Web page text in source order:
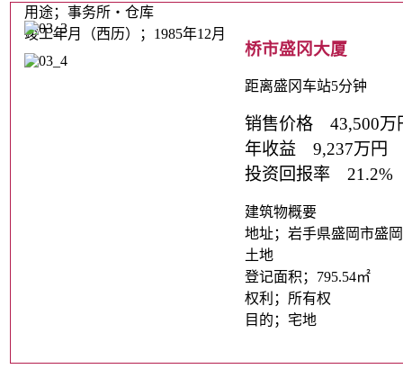
用途；事务所・仓库
竣工年月（西历）；1985年12月
桥市盛冈大厦
距离盛冈车站5分钟
销售价格 43,500万
年收益 9,237万円
投资回报率 21.2%
建筑物概要
地址；岩手県盛岡市盛
土地
登记面积；795.54㎡
权利；所有权
目的；宅地